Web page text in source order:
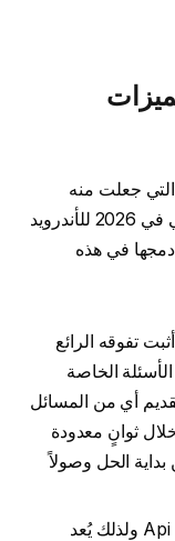
التي جعلت منه
واحداً من أشهر تطبيقات الذكاء الاصطناعي في 2026 للأندرويد
دمجها في هذه
تفوقه الرائع
الخاصة
أي من المسائل
ثوانٍ معدودة
الحل وصولاً
يأتي التطبيق بواجهة Api ولذلك يُعد